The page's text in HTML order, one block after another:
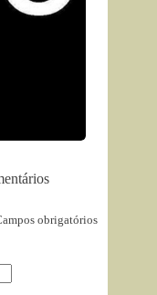
obrigatórios